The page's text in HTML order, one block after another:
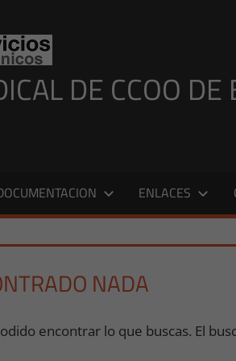
DE CCOO
ENLACES
NADA
encontrar lo que buscas. El